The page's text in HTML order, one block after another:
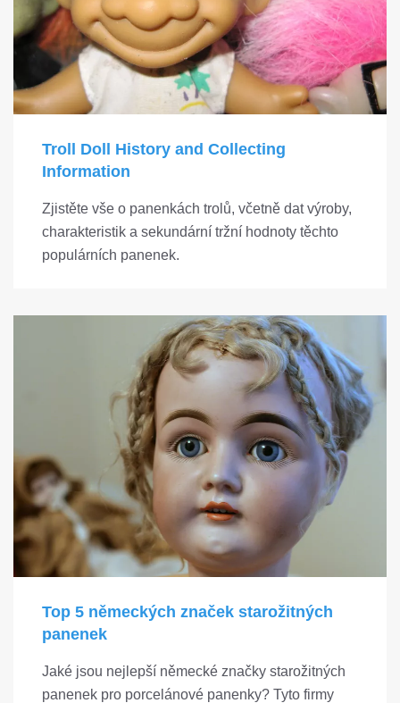
Troll Doll History and Collecting
Information
Zjistěte vše o panenkách trolů, včetně dat výroby,
charakteristik a sekundární tržní hodnoty těchto
populárních panenek.
Top 5 německých značek starožitných
panenek
Jaké jsou nejlepší německé značky starožitných
panenek pro porcelánové panenky? Tyto firmy